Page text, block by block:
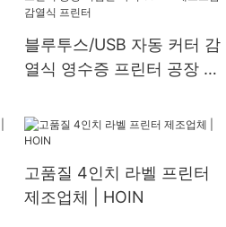
터
블루투스/USB 자동 커터 감
열식 영수증 프린터 공장 저
감열식 프린터
고품질 4인치 라벨 프린터
제조업체 | HOIN